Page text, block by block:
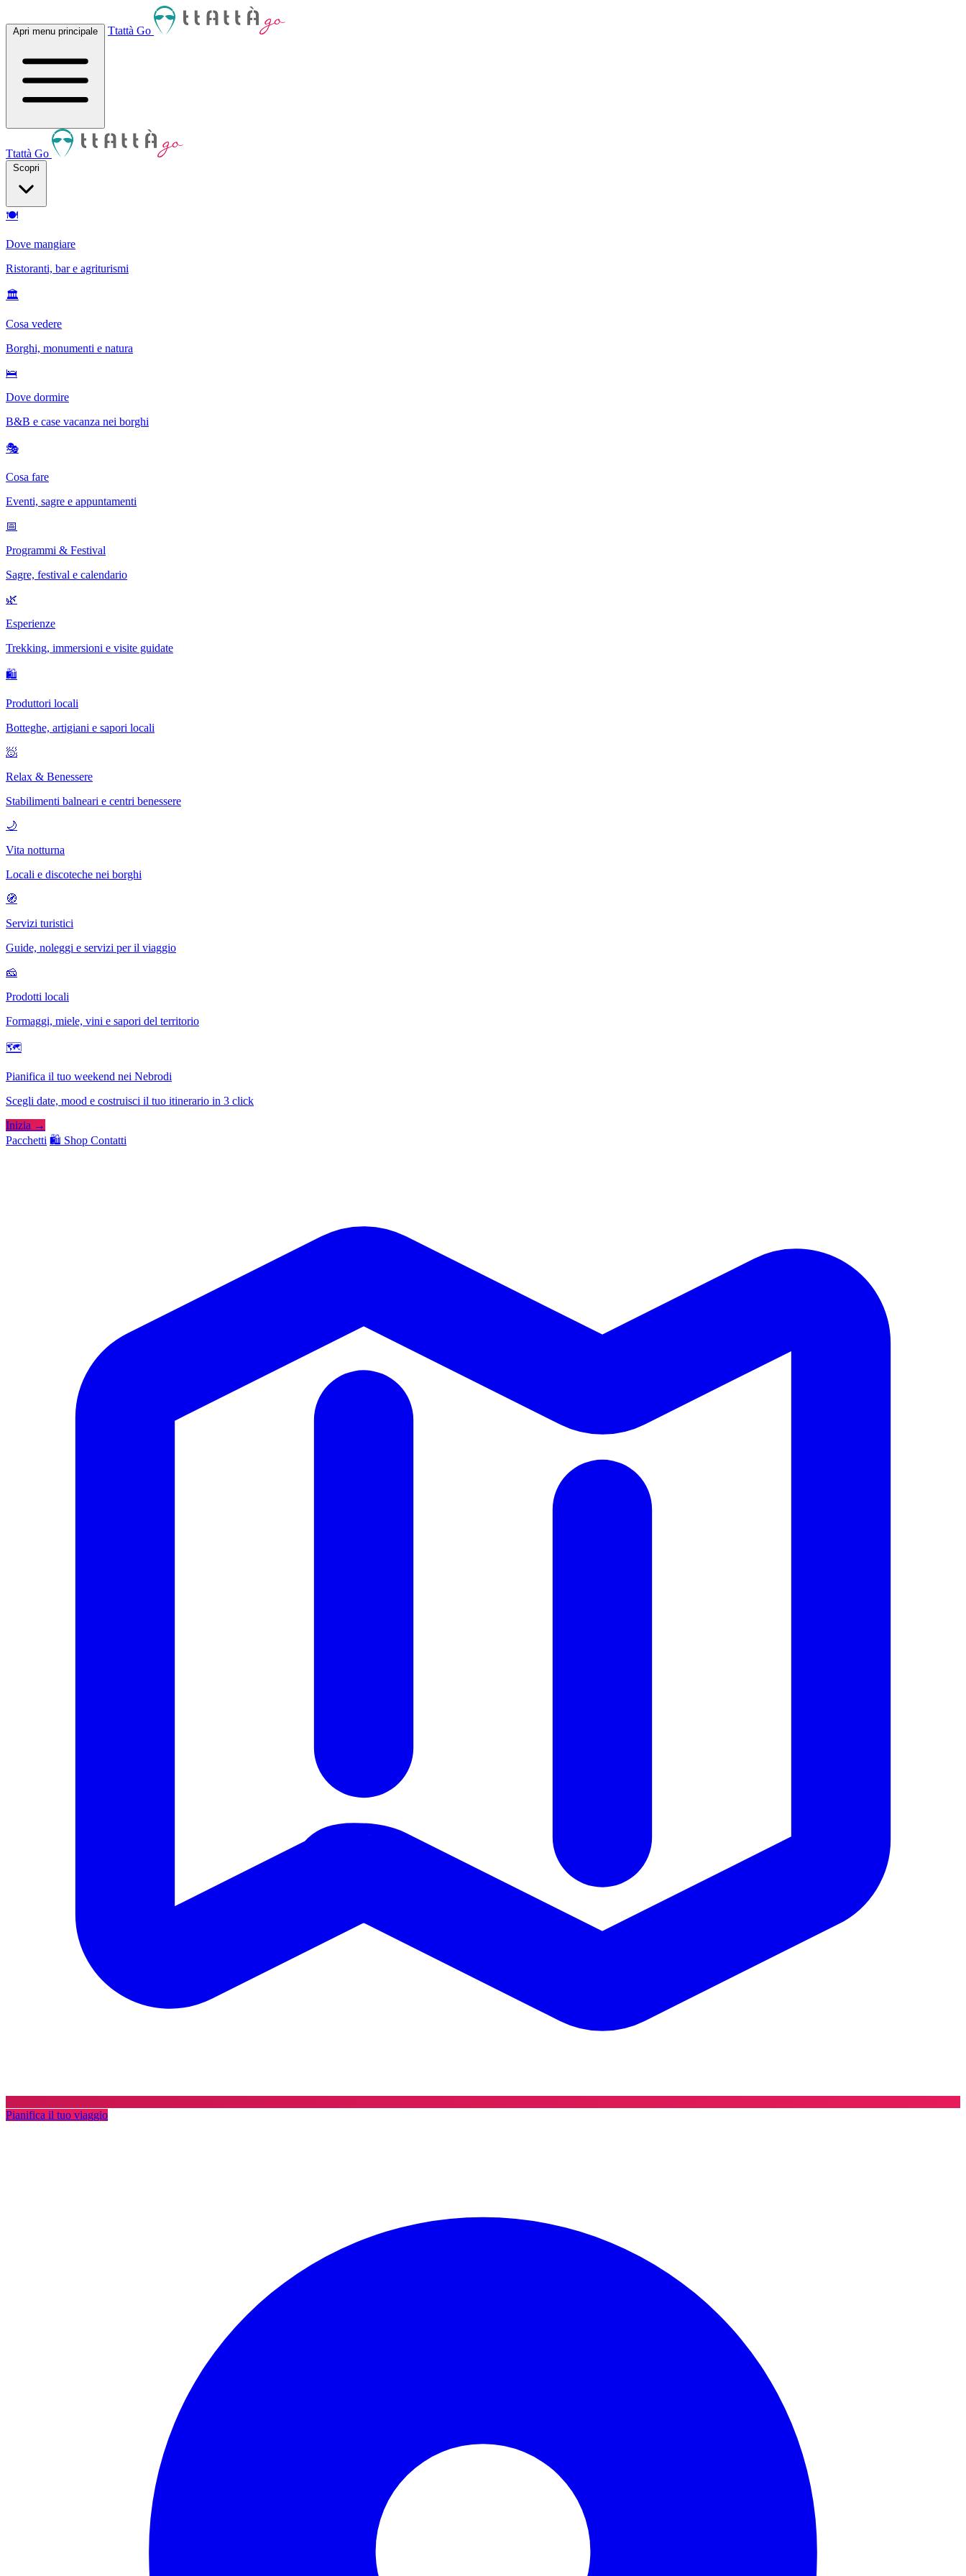
Apri menu principale Ttattà Go
Ttattà Go
Scopri
🍽
Dove mangiare
Ristoranti, bar e agriturismi
🏛
Cosa vedere
Borghi, monumenti e natura
🛌
Dove dormire
B&B e case vacanza nei borghi
🎭
Cosa fare
Eventi, sagre e appuntamenti
📅
Programmi & Festival
Sagre, festival e calendario
🌿
Esperienze
Trekking, immersioni e visite guidate
🛍
Produttori locali
Botteghe, artigiani e sapori locali
🧖
Relax & Benessere
Stabilimenti balneari e centri benessere
🌙
Vita notturna
Locali e discoteche nei borghi
🧭
Servizi turistici
Guide, noleggi e servizi per il viaggio
🧀
Prodotti locali
Formaggi, miele, vini e sapori del territorio
🗺
Pianifica il tuo weekend nei Nebrodi
Scegli date, mood e costruisci il tuo itinerario in 3 click
Inizia →
Pacchetti 🛍️ Shop Contatti
Pianifica il tuo viaggio